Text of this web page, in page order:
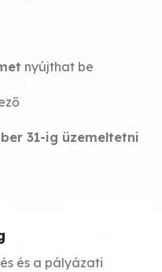
nyújthat be
31-ig üzemeltetni
és a pályázati